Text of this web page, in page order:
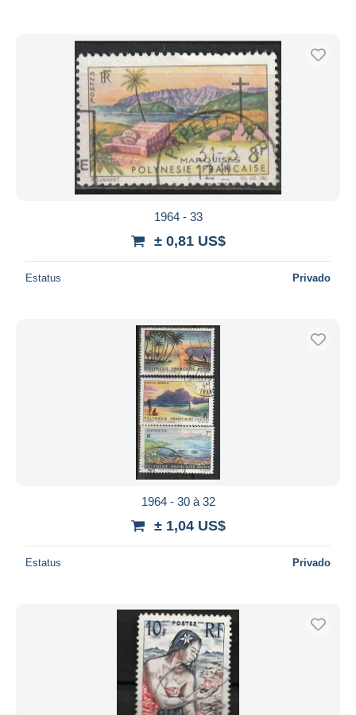
1964 - 33
± 0,81 US$
Estatus Privado
1964 - 30 à 32
± 1,04 US$
Estatus Privado